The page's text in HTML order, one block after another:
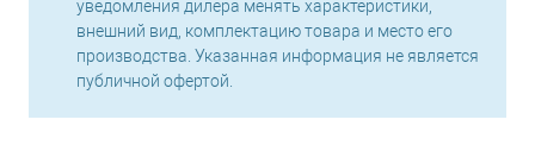
уведомления дилера менять характеристики,
внешний вид, комплектацию товара и место его
производства. Указанная информация не является
публичной офертой.